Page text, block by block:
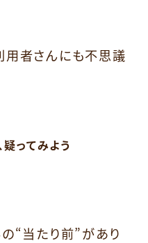
用者さんにも不思議
ってみよう
“当たり前”があり